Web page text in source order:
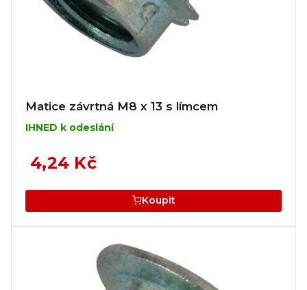
Matice závrtná M8 x 13 s límcem
IHNED k odeslání
4,24 Kč
Koupit